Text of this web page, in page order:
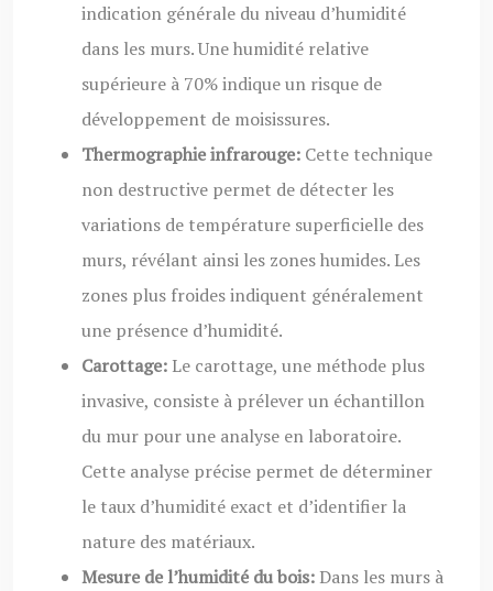
indication générale du niveau d’humidité
dans les murs. Une humidité relative
supérieure à 70% indique un risque de
développement de moisissures.
Thermographie infrarouge: Cette technique
non destructive permet de détecter les
variations de température superficielle des
murs, révélant ainsi les zones humides. Les
zones plus froides indiquent généralement
une présence d’humidité.
Carottage: Le carottage, une méthode plus
invasive, consiste à prélever un échantillon
du mur pour une analyse en laboratoire.
Cette analyse précise permet de déterminer
le taux d’humidité exact et d’identifier la
nature des matériaux.
Mesure de l’humidité du bois: Dans les murs à